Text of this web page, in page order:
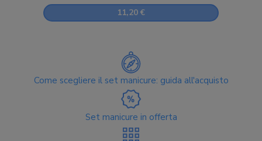
11,20 €
Come scegliere il set manicure: guida all'acquisto
Set manicure in offerta